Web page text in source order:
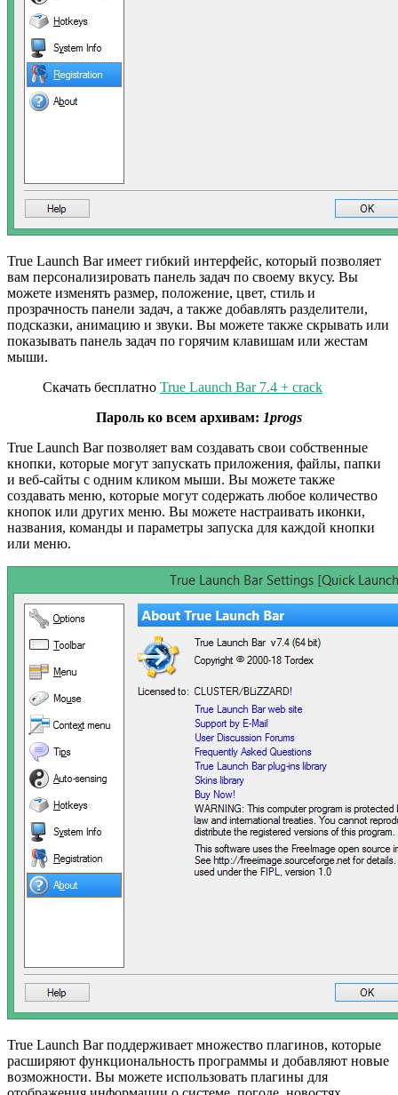
True Launch Bar имеет гибкий интерфейс, который позволяет
вам персонализировать панель задач по своему вкусу. Вы
можете изменять размер, положение, цвет, стиль и
прозрачность панели задач, а также добавлять разделители,
подсказки, анимацию и звуки. Вы можете также скрывать или
показывать панель задач по горячим клавишам или жестам
мыши.
Скачать бесплатно True Launch Bar 7.4 + crack
Пароль ко всем архивам: 1progs
True Launch Bar позволяет вам создавать свои собственные
кнопки, которые могут запускать приложения, файлы, папки
и веб-сайты с одним кликом мыши. Вы можете также
создавать меню, которые могут содержать любое количество
кнопок или других меню. Вы можете настраивать иконки,
названия, команды и параметры запуска для каждой кнопки
или меню.
True Launch Bar поддерживает множество плагинов, которые
расширяют функциональность программы и добавляют новые
возможности. Вы можете использовать плагины для